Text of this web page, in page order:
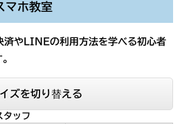
ホ教室
やLINEの利用方法を学べる初心者
ズを切り替える
タッフ